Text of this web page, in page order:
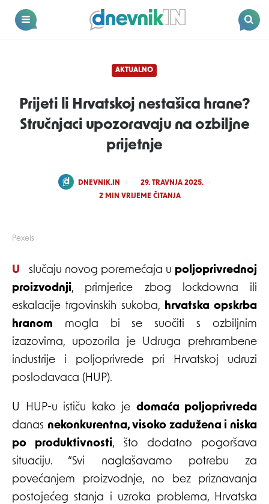
Dnevnik.in
Pexels
AKTUALNO
Prijeti li Hrvatskoj nestašica hrane?
Stručnjaci upozoravaju na ozbiljne
prijetnje
POSTED
DNEVNIK.IN
29. TRAVNJA 2025.
2 MIN VRIJEME ČITANJA
U slučaju novog poremećaja u poljoprivrednoj
proizvodnji, primjerice zbog lockdowna ili
eskalacije trgovinskih sukoba, hrvatska opskrba
hranom mogla bi se suočiti s ozbiljnim
izazovima, upozorila je Udruga prehrambene
industrije i poljoprivrede pri Hrvatskoj udruzi
poslodavaca (HUP).
U HUP-u ističu kako je domaća poljoprivreda
danas nekonkurentna, visoko zadužena i niska
po produktivnosti, što dodatno pogoršava
situaciju. “Svi naglašavamo potrebu za
povećanjem proizvodnje, no bez priznavanja
postojećeg stanja i uzroka problema, Hrvatska